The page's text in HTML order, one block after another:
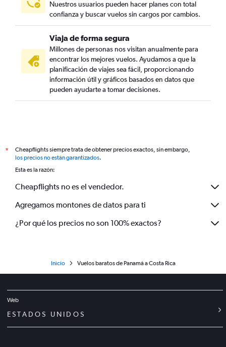
Nuestros usuarios pueden hacer planes con total
confianza y buscar vuelos sin cargos por cambios.
Viaja de forma segura
Millones de personas nos visitan anualmente para
encontrar los mejores vuelos. Ayudamos a que la
planificación de viajes sea fácil, proporcionando
información útil y gráficos basados en datos que
pueden ayudarte a tomar decisiones.
*
Cheapflights siempre trata de obtener precios exactos, sin embargo,
los precios no están garantizados.
Esta es la razón:
Cheapflights no es el vendedor.
Agregamos montones de datos para ti
¿Por qué los precios no son 100% exactos?
Inicio Vuelos baratos de Panamá a Costa Rica
Web
ESTADOS UNIDOS